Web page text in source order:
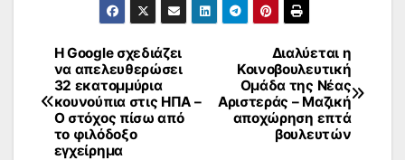
Πλοήγηση
άρθρων
Διαλύεται η
Κοινοβουλευτική
Ομάδα της Νέας
Αριστεράς – Μαζική
αποχώρηση επτά
βουλευτών
Η Google σχεδιάζει
να απελευθερώσει
32 εκατομμύρια
κουνούπια στις ΗΠΑ –
Ο στόχος πίσω από
το φιλόδοξο
εγχείρημα